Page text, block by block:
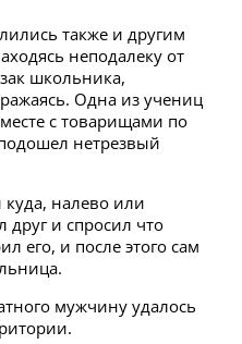
также и другим
неподалеку от
школьника,
Одна из учениц
с товарищами по
нетрезвый
налево или
друг и спросил что
его, и после этого сам
мужчину удалось